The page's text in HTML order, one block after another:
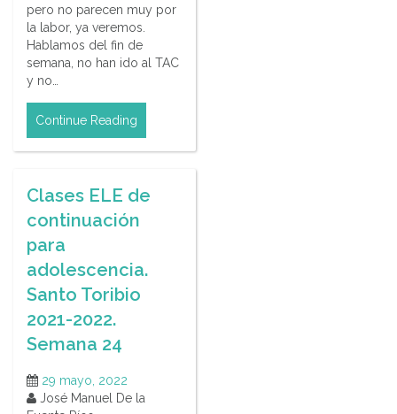
pero no parecen muy por
la labor, ya veremos.
Hablamos del fin de
semana, no han ido al TAC
y no…
Continue Reading
Clases ELE de
continuación
para
adolescencia.
Santo Toribio
2021-2022.
Semana 24
29 mayo, 2022
José Manuel De la